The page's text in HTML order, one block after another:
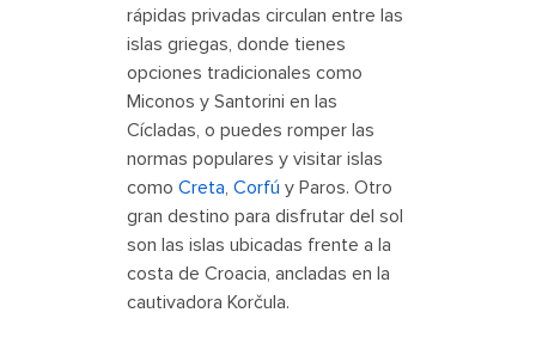
rápidas privadas circulan entre las
islas griegas, donde tienes
opciones tradicionales como
Miconos y Santorini en las
Cícladas, o puedes romper las
normas populares y visitar islas
como Creta, Corfú y Paros. Otro
gran destino para disfrutar del sol
son las islas ubicadas frente a la
costa de Croacia, ancladas en la
cautivadora Korčula.